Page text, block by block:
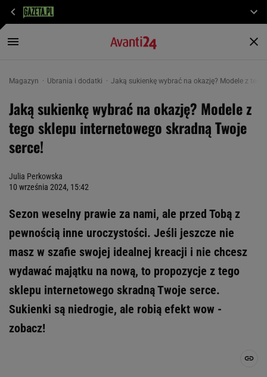
Magazyn Ubrania i dodatki Jaką sukienkę wybrać na okazję? Modele z
Jaką sukienkę wybrać na okazję? Modele z
tego sklepu internetowego skradną Twoje
serce!
Julia Perkowska
10 września 2024, 15:42
Sezon weselny prawie za nami, ale przed Tobą z
pewnością inne uroczystości. Jeśli jeszcze nie
masz w szafie swojej idealnej kreacji i nie chcesz
wydawać majątku na nową, to propozycje z tego
sklepu internetowego skradną Twoje serce.
Sukienki są niedrogie, ale robią efekt wow -
zobacz!